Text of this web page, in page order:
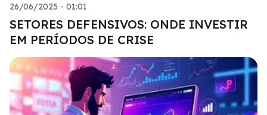
26/06/2025 - 01:01
SETORES DEFENSIVOS: ONDE INVESTIR
EM PERÍODOS DE CRISE